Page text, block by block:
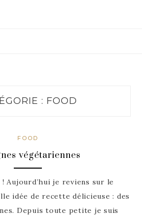
: FOOD
FOOD
végétariennes
Aujourd’hui je reviens sur le
idée de recette délicieuse : des
Depuis toute petite je suis